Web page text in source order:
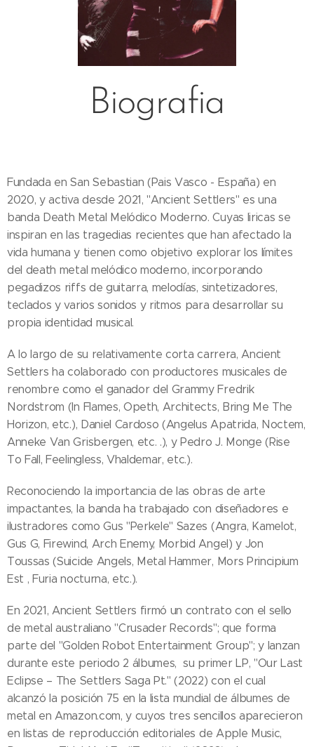
Biografia
Fundada en San Sebastian (Pais Vasco - España) en
2020, y activa desde 2021, "Ancient Settlers" es una
banda Death Metal Melódico Moderno. Cuyas liricas se
inspiran en las tragedias recientes que han afectado la
vida humana y tienen como objetivo explorar los límites
del death metal melódico moderno, incorporando
pegadizos riffs de guitarra, melodías, sintetizadores,
teclados y varios sonidos y ritmos para desarrollar su
propia identidad musical.
A lo largo de su relativamente corta carrera, Ancient
Settlers ha colaborado con productores musicales de
renombre como el ganador del Grammy Fredrik
Nordstrom (In Flames, Opeth, Architects, Bring Me The
Horizon, etc.), Daniel Cardoso (Angelus Apatrida, Noctem,
Anneke Van Grisbergen, etc. .), y Pedro J. Monge (Rise
To Fall, Feelingless, Vhaldemar, etc.).
Reconociendo la importancia de las obras de arte
impactantes, la banda ha trabajado con diseñadores e
ilustradores como Gus "Perkele" Sazes (Angra, Kamelot,
Gus G, Firewind, Arch Enemy, Morbid Angel) y Jon
Toussas (Suicide Angels, Metal Hammer, Mors Principium
Est , Furia nocturna, etc.).
En 2021, Ancient Settlers firmó un contrato con el sello
de metal australiano "Crusader Records"; que forma
parte del "Golden Robot Entertainment Group"; y lanzan
durante este periodo 2 álbumes, su primer LP, "Our Last
Eclipse – The Settlers Saga Pt." (2022) con el cual
alcanzó la posición 75 en la lista mundial de álbumes de
metal en Amazon.com, y cuyos tres sencillos aparecieron
en listas de reproducción editoriales de Apple Music,